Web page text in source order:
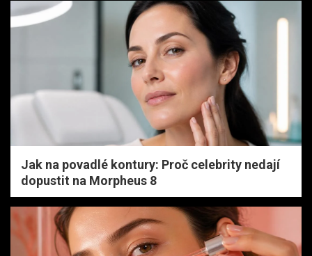
Jak na povadlé kontury: Proč celebrity nedají
dopustit na Morpheus 8